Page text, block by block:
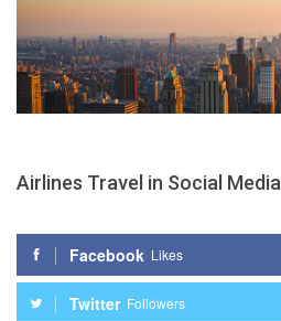
Airlines Travel in Social Media
Facebook Likes
Twitter Followers